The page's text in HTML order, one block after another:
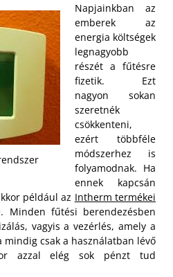
Napjainkban az
emberek az
energia költségek
legnagyobb
részét a fűtésre
fizetik. Ezt
nagyon sokan
szeretnék
csökkenteni,
ezért többféle
módszerhez is
folyamodnak. Ha
ennek kapcsán
például az Intherm termékei
Minden fűtési berendezésben
vagyis a vezérlés, amely a
mindig csak a használatban lévő
azzal elég sok pénzt tud